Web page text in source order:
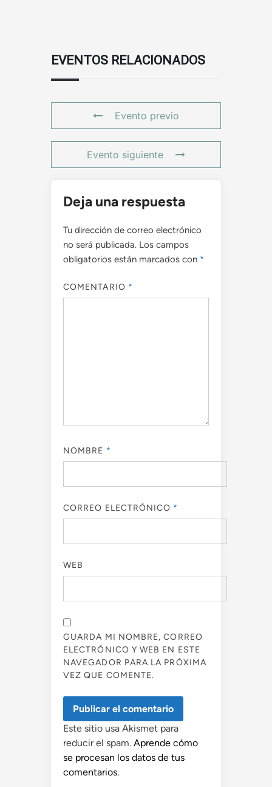
EVENTOS RELACIONADOS
Evento previo
Evento siguiente
Deja una respuesta
Tu dirección de correo electrónico
no será publicada. Los campos
obligatorios están marcados con *
COMENTARIO *
NOMBRE *
CORREO ELECTRÓNICO *
WEB
GUARDA MI NOMBRE, CORREO
ELECTRÓNICO Y WEB EN ESTE
NAVEGADOR PARA LA PRÓXIMA
VEZ QUE COMENTE.
Este sitio usa Akismet para
reducir el spam. Aprende cómo
se procesan los datos de tus
comentarios.